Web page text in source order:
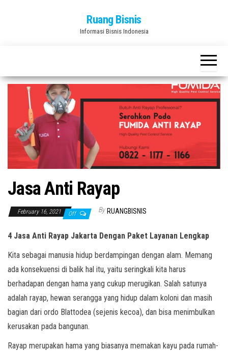
Ruang Bisnis
Informasi Bisnis Indonesia
Jasa Anti Rayap
February 16, 2021 Off By RUANGBISNIS
4 Jasa Anti Rayap Jakarta Dengan Paket Layanan Lengkap
Kita sebagai manusia hidup berdampingan dengan alam. Memang
ada konsekuensi di balik hal itu, yaitu seringkali kita harus
berhadapan dengan hama yang cukup merugikan. Salah satunya
adalah rayap, hewan serangga yang hidup dalam koloni dan masih
bagian dari ordo Blattodea (sejenis kecoa), dan bisa menimbulkan
kerusakan pada bangunan.
Rayap merupakan hama yang biasanya memakan kayu pada rumah-